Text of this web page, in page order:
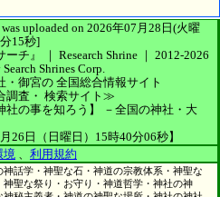
was uploaded on 2026年07月28日(火曜
15秒]
ーチ』 ｜ Research Shrine ｜ 2012-2026
Search Shrines Corp.
・御宮の 全国総合情報サイト
査・ 検索サイト≫
社の事を知ろう】
－全国の神社・大
26日（日曜日）15時40分06秒】
境 利用規約
神話学・神聖な石・神道の宗教体系・神聖な
聖な祭り・お守り・神道哲学・神社の神